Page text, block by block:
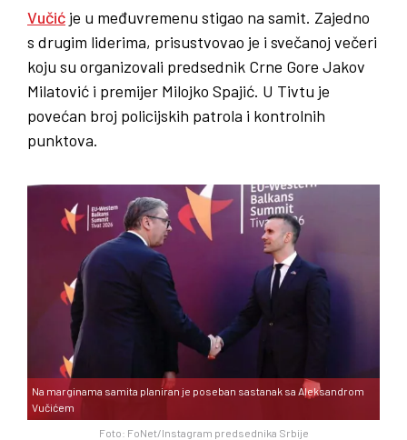
Vučić je u međuvremenu stigao na samit. Zajedno
s drugim liderima, prisustvovao je i svečanoj večeri
koju su organizovali predsednik Crne Gore Jakov
Milatović i premijer Milojko Spajić. U Tivtu je
povećan broj policijskih patrola i kontrolnih
punktova.
Foto: FoNet/Instagram predsednika Srbije
Na marginama samita planiran je poseban sastanak sa Aleksandrom
Vučićem